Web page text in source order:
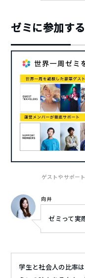
ゼミに参加す
ゲストやサポー
向井
ゼミって実
学生と社会人の比率